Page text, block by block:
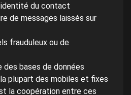
du contact
de messages laissés sur
frauduleux ou de
des bases de données
plupart des mobiles et fixes
la coopération entre ces